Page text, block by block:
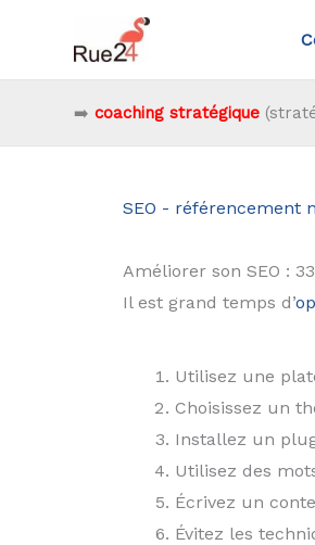
contenu
➡️ coaching stratégique
SEO - référencement
Améliorer son SEO :
Il est grand temps d’
Utilisez une
Choisissez un
Installez un
Utilisez des
Écrivez un
Évitez les